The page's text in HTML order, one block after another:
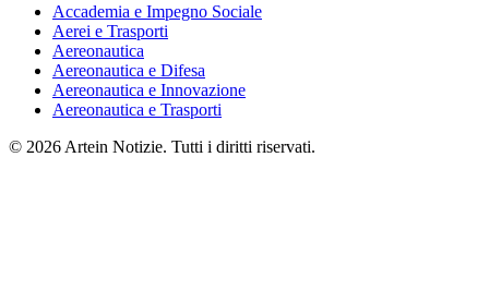
Accademia e Impegno Sociale
Aerei e Trasporti
Aereonautica
Aereonautica e Difesa
Aereonautica e Innovazione
Aereonautica e Trasporti
© 2026 Artein Notizie. Tutti i diritti riservati.